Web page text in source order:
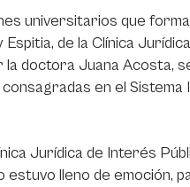
universitarios que
de la Clínica
la doctora Juana Acosta,
en el Sistema
Jurídica de Interés
lleno de emoción,